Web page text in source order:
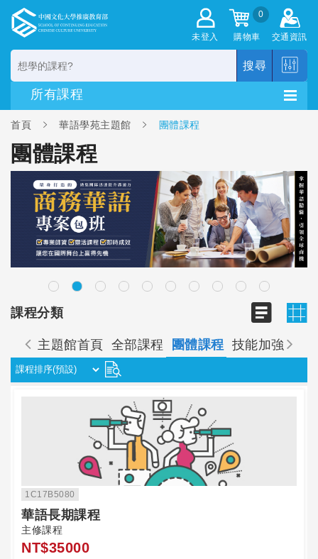
未登入
0
購物車 交通資訊
搜尋
首頁 華語學苑主題館 團體課程
團體課程
課程分類
主題館首頁 全部課程 團體課程 技能加強 個
1C17B5080
華語長期課程
主修課程
NT$35000